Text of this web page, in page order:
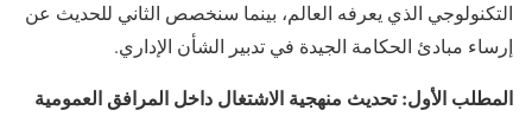
التكنولوجي الذي يعرفه العالم، بينما سنخصص الثاني للحديث عن
إرساء مبادئ الحكامة الجيدة في تدبير الشأن الإداري.
المطلب الأول: تحديث منهجية الاشتغال داخل المرافق العمومية